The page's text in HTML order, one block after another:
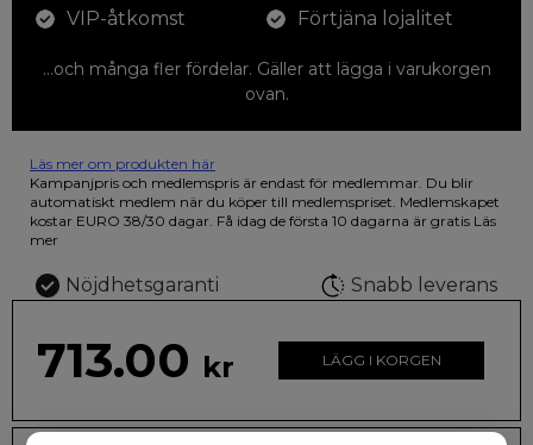
VIP-åtkomst
Förtjäna lojalitet
...och många fler fördelar. Gäller att lägga i varukorgen
ovan.
Läs mer om produkten här
12 färgpennor som du kan färglägga dina teckningar med. På
illustrationen på den vackra askan finns fjärilar i vilda fluorescerande
färger.
Kampanjpris och medlemspris är endast för medlemmar. Du blir
automatiskt medlem när du köper till medlemspriset. Medlemskapet
kostar EURO 38/30 dagar. Få idag de första 10 dagarna är gratis Läs
mer
Nöjdhetsgaranti Snabb leverans
713.00 kr LÄGG I KORGEN